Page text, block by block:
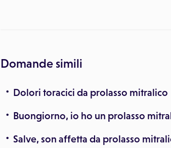
Domande simili
Dolori toracici da prolasso mitralico
Buongiorno, io ho un prolasso
Salve, son affetta da prolasso